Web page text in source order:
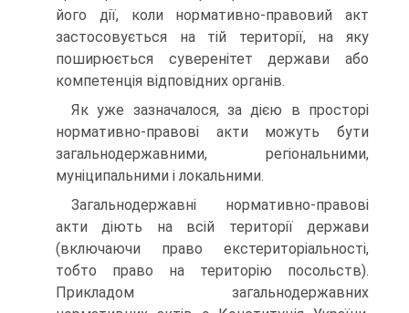
його дії, коли нормативно-правовий акт
застосовується на тій території, на яку
поширюється суверенітет держави або
компетенція відповідних органів.
Як уже зазначалося, за дією в просторі
нормативно-правові акти можуть бути
загальнодержавними, регіональними,
муніципальними і локальними.
Загальнодержавні нормативно-правові
акти діють на всій території держави
(включаючи право екстериторіальності,
тобто право на територію посольств).
Прикладом загальнодержавних